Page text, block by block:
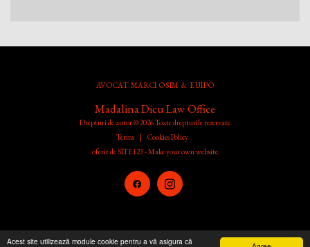
Acest site utilizează module cookie pentru a vă asigura că
Madalina Dicu Law Office
Drepturi de autor © 2026 Toate drepturile rezervate
Terms | Cookies Policy
oferit deSITE123 -Make your own website
AVOCAT MĂRCI OSIM & EUIPO